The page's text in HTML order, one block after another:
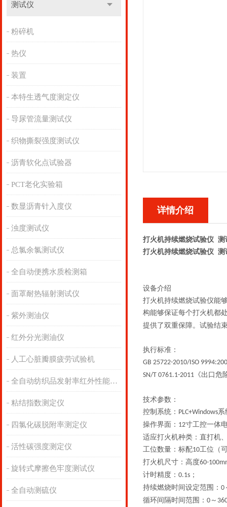
测试仪
粉碎机
热仪
装置
本特生透气度测定仪
导尿管流量测试仪
织物撕裂强度测试仪
沥青软化点试验器
PCT老化实验箱
数显沥青针入度仪
浊度测试仪
总氯余氯测试仪
全自动便携水质检测箱
面罩耐热辐射测试仪
紫外测油仪
红外分光测油仪
人工心脏瓣膜疲劳试验机
全自动纺织品发射率红外性能分析
粘结指数测定仪
四氯化碳脱附率测定仪
活性碳强度测定仪
旋转式摩擦色牢度测试仪
全自动测硫仪
详情介绍
打火机持续燃烧试验仪 测
打火机持续燃烧试验仪 测
设备介绍
打火机持续燃烧试验仪能
构能够保证每个打火机都
提供了双重保障。试验结
执行标准：
GB 25722-2010/ISO
SN/T 0761.1-2011 《出口危
技术参数：
控制系统： PLC+Windows系
操作界面： 12寸工控一体
适应打火机种类：直打机
工位数量： 标配10工位 （
打火机尺寸：高度60-
计时精度： 0.1s ；
持续燃烧时间设定范围： 0
循环间隔时间范围： 0 ～